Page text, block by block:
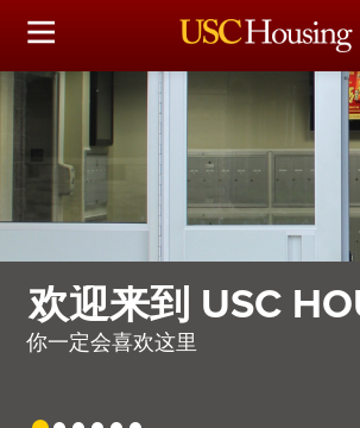
住房选择
财务实事资讯
会议资讯需要整个村庄
因此，我们建造了一座